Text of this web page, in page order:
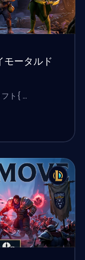
モータルド
ト{ …